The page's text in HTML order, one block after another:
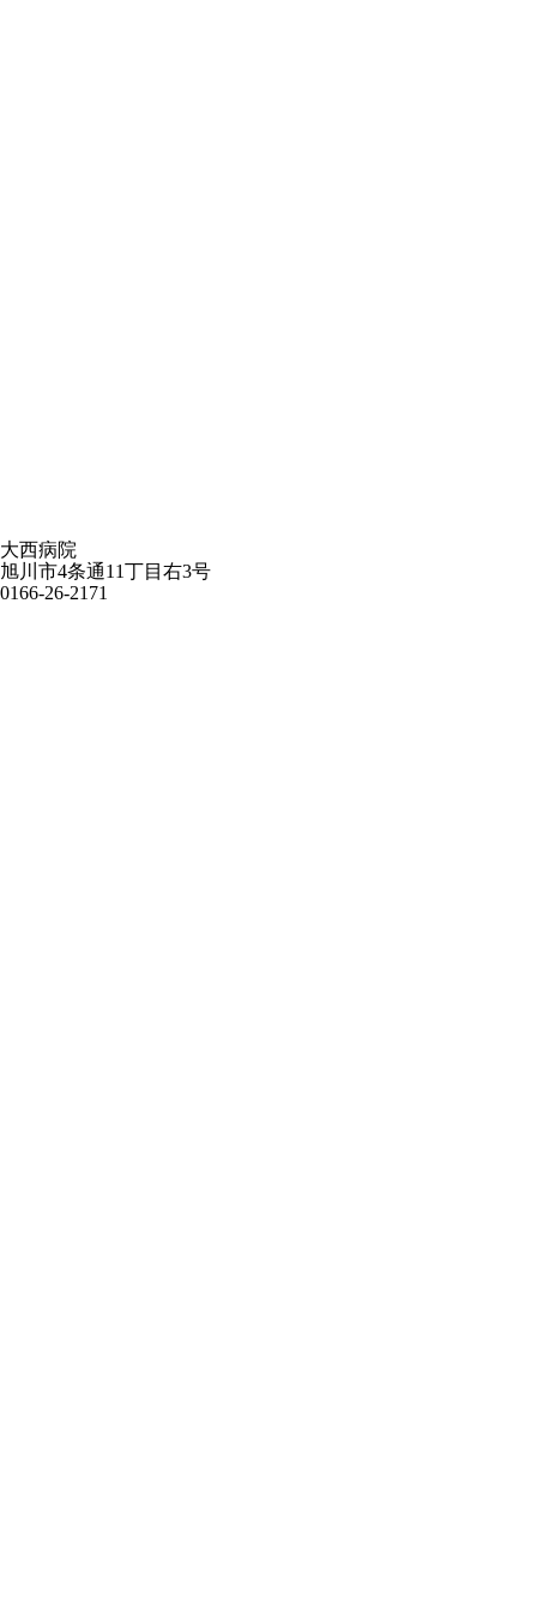
大西病院
旭川市4条通11丁目右3号
0166-26-2171